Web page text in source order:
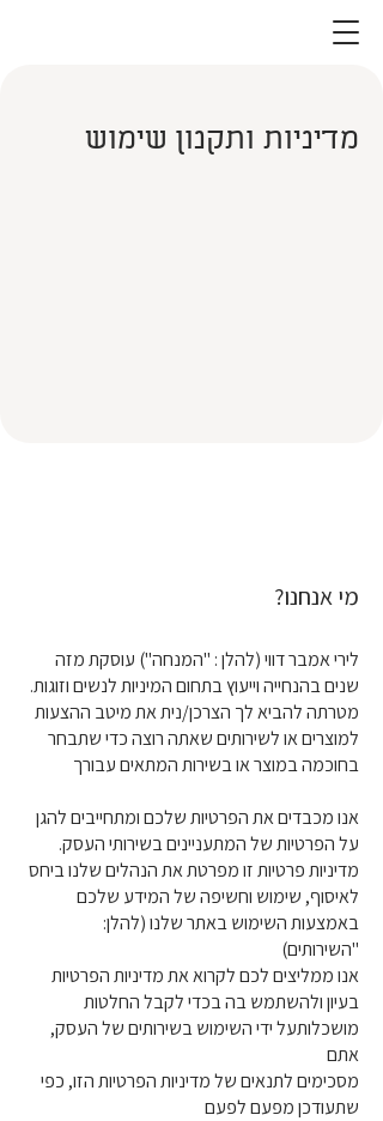
מדיניות ותקנון שימוש
מי אנחנו?
לירי אמבר דווי (להלן : "המנחה") עוסקת מזה
שנים בהנחייה וייעוץ בתחום המיניות לנשים וזוגות.
מטרתה להביא לך הצרכן/נית את מיטב ההצעות
למוצרים או לשירותים שאתה רוצה כדי שתבחר
בחוכמה במוצר או בשירות המתאים עבורך
אנו מכבדים את הפרטיות שלכם ומתחייבים להגן
על הפרטיות של המתעניינים בשירותי העסק.
מדיניות פרטיות זו מפרטת את הנהלים שלנו ביחס
לאיסוף, שימוש וחשיפה של המידע שלכם
באמצעות השימוש באתר שלנו (להלן:
"השירותים)
אנו ממליצים לכם לקרוא את מדיניות הפרטיות
בעיון ולהשתמש בה בכדי לקבל החלטות
מושכלותעל ידי השימוש בשירותים של העסק,
אתם
מסכימים לתנאים של מדיניות הפרטיות הזו, כפי
שתעודכן מפעם לפעם